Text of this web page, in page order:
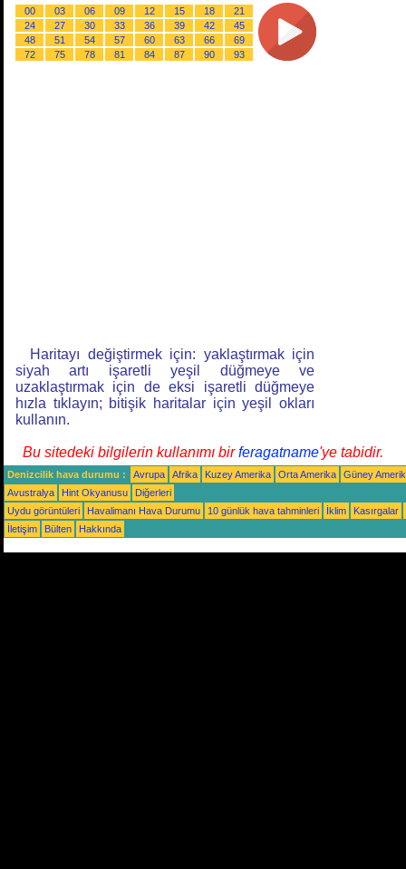
00 03 06 09 12 15 18
21
24
27 30 33 36 39 42
45
48
51 54 57 60 63 66
69
72
75 78 81 84 87 90 93
Haritayı değiştirmek için: yaklaştırmak için
siyah artı işaretli yeşil düğmeye ve
uzaklaştırmak için de eksi işaretli düğmeye
hızla tıklayın; bitişik haritalar için yeşil okları
kullanın.
Bu sitedeki bilgilerin kullanımı birferagatname'ye tabidir.
Denizcilik hava durumu : Avrupa Afrika Kuzey Amerika Orta Amerika
Güney
Avustralya
Hint Okyanusu
Diğerleri
Uydu görüntüleri
Havalimanı Hava Durumu 10 günlük hava tahminleri İklim
Kasırgalar
İletişim
Bülten Hakkında